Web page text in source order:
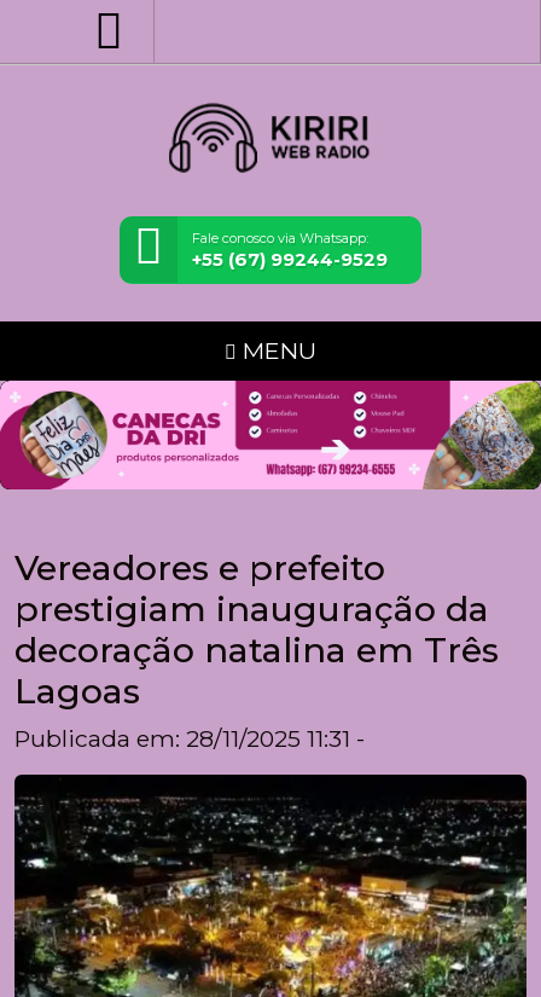
Fale conosco via Whatsapp:
+55 (67) 99244-9529
MENU
Vereadores e prefeito
prestigiam inauguração da
decoração natalina em Três
Lagoas
Publicada em: 28/11/2025 11:31 -